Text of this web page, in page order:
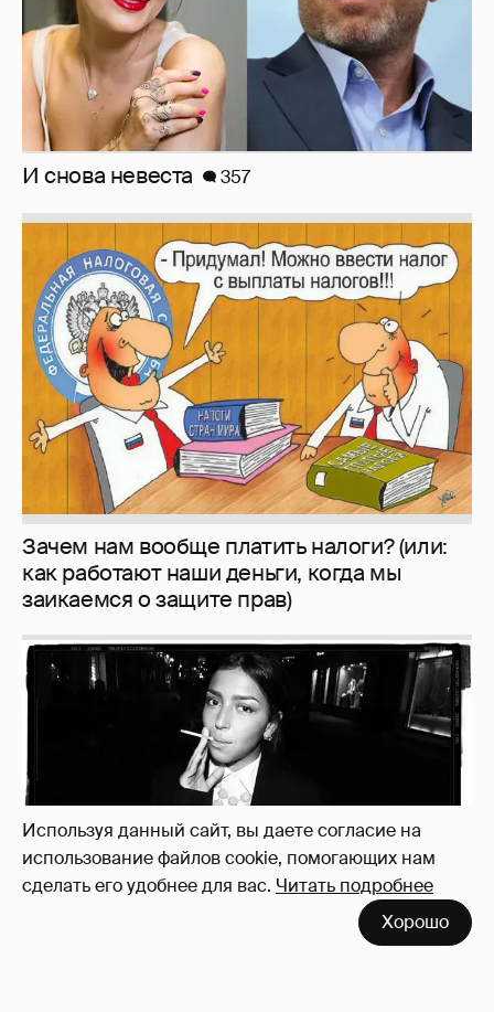
Используя данный сайт, вы даете согласие на
использование файлов cookie, помогающих нам
сделать его удобнее для вас. Читать подробнее
Хорошо
Зачем нам вообще платить налоги? (или:
как работают наши деньги, когда мы
заикаемся о защите прав)
Рублёвские дочки 187